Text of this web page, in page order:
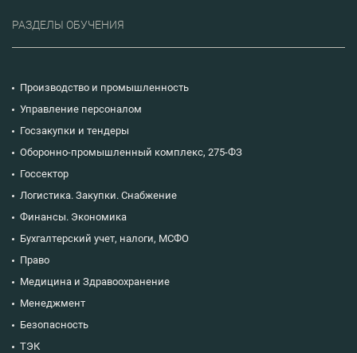
РАЗДЕЛЫ ОБУЧЕНИЯ
Производство и промышленность
Управление персоналом
Госзакупки и тендеры
Оборонно-промышленный комплекс, 275-ФЗ
Госсектор
Логистика. Закупки. Снабжение
Финансы. Экономика
Бухгалтерский учет, налоги, МСФО
Право
Медицина и Здравоохранение
Менеджмент
Безопасность
ТЭК